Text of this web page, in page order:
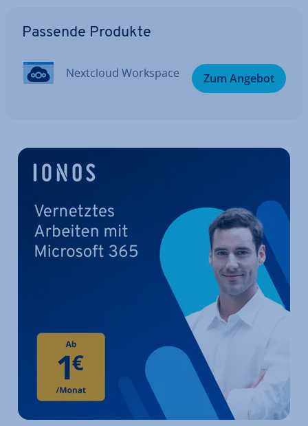
Passende Produkte
Nextcloud Workspace Zum Angebot